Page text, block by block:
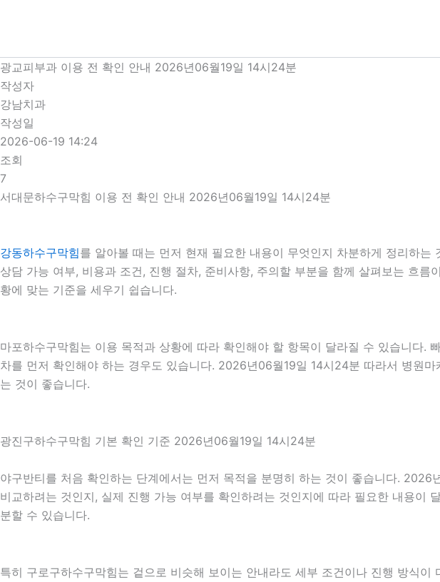
로
건
너
뛰
기
광교피부과 이용 전 확인 안내 2026년06월19일 14시24분
작성자
강남치과
작성일
2026-06-19 14:24
조회
7
서대문하수구막힘 이용 전 확인 안내 2026년06월19일 14시24분
강동하수구막힘를 알아볼 때는 먼저 현재 필요한 내용이 무엇인지 차분하게 정리하
상담 가능 여부, 비용과 조건, 진행 절차, 준비사항, 주의할 부분을 함께 살펴보는 흐
황에 맞는 기준을 세우기 쉽습니다.
마포하수구막힘는 이용 목적과 상황에 따라 확인해야 할 항목이 달라질 수 있습니다.
차를 먼저 확인해야 하는 경우도 있습니다. 2026년06월19일 14시24분 따라서 병원
는 것이 좋습니다.
광진구하수구막힘 기본 확인 기준 2026년06월19일 14시24분
야구반티를 처음 확인하는 단계에서는 먼저 목적을 분명히 하는 것이 좋습니다.
비교하려는 것인지, 실제 진행 가능 여부를 확인하려는 것인지에 따라 필요한 내용이
분할 수 있습니다.
특히 구로구하수구막힘는 겉으로 비슷해 보이는 안내라도 세부 조건이나 진행 방식